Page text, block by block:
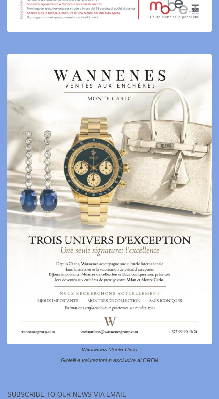
Wannenes Monte Carlo
Gioielli e valutazioni in esclusiva al CREM
SUBSCRIBE TO OUR NEWS VIA EMAIL